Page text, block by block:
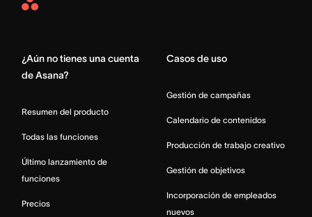
Asana
¿Aún no tienes una cuenta
de Asana?
Resumen del producto
Todas las funciones
Último lanzamiento de
funciones
Precios
Casos de uso
Gestión de campañas
Calendario de contenidos
Producción de trabajo creativo
Gestión de objetivos
Incorporación de empleados
nuevos